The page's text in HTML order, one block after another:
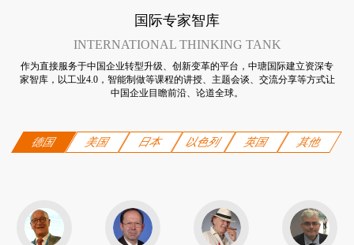
国际专家智库
INTERNATIONAL THINKING TANK
作为直接服务于中国企业转型升级、创新变革的平台，中瑭国际建立资深专
家智库，以工业4.0，智能制做等课程的讲授、主题会谈、交流分享等方式让
中国企业目瞻前沿、论道全球。
德国 美国 日本 以色列 英国 其他